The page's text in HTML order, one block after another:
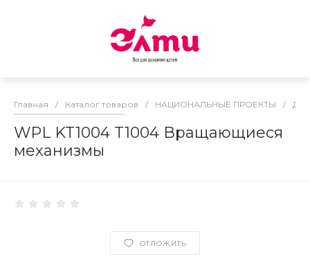
Главная / Каталог товаров / НАЦИОНАЛЬНЫЕ ПРОЕКТЫ /
WPL KT1004 T1004 Вращающиеся
механизмы
ОТЛОЖИТЬ